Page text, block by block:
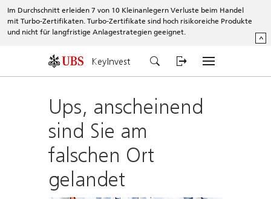
Im Durchschnitt erleiden 7 von 10 Kleinanlegern Verluste beim Handel
mit Turbo-Zertifikaten. Turbo-Zertifikate sind hoch risikoreiche Produkte
und nicht für langfristige Anlagestrategien geeignet.
^
KeyInvest
Ups, anscheinend
sind Sie am
falschen Ort
gelandet